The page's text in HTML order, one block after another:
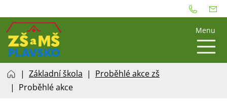
Menu
Základní škola
Proběhlé akce zš
Proběhlé akce